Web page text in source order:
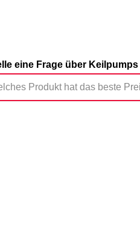
eine Frage über Keilpumps